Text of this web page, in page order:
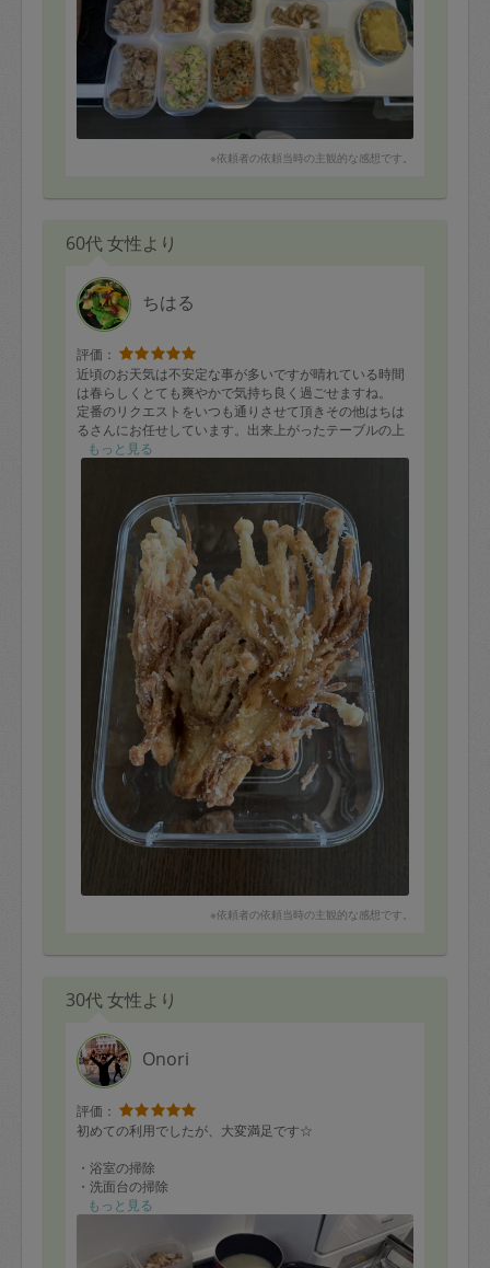
※依頼者の依頼当時の主観的な感想です。
60代 女性より
ちはる
評価：
近頃のお天気は不安定な事が多いですが晴れている時間
は春らしくとても爽やかで気持ち良く過ごせますね。
定番のリクエストをいつも通りさせて頂きその他はちは
るさんにお任せしています。出来上がったテーブルの上
に何とも言えないちょっとグロテスクで可愛いえのき茸
リカリパリパリっとステキな音ともにビールにぴったり
のお味で最高でした。あ〜幸せです。
もっと見る
※依頼者の依頼当時の主観的な感想です。
30代 女性より
Onori
評価：
初めての利用でしたが、大変満足です☆
・浴室の掃除
・洗面台の掃除
・キッチンの掃除
を出来る限りで、とお願いしました。
もっと見る